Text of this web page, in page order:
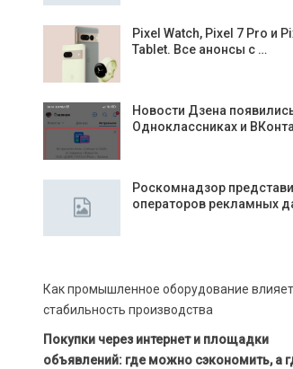
Pixel Watch, Pixel 7 Pro и
Tablet. Все анонсы с …
Новости Дзена
Одноклассниках и
Роскомнадзор
операторов рекламных
Как промышленное оборудование
стабильность производства
Покупки через интернет и площадки
объявлений: где можно сэкономить, а